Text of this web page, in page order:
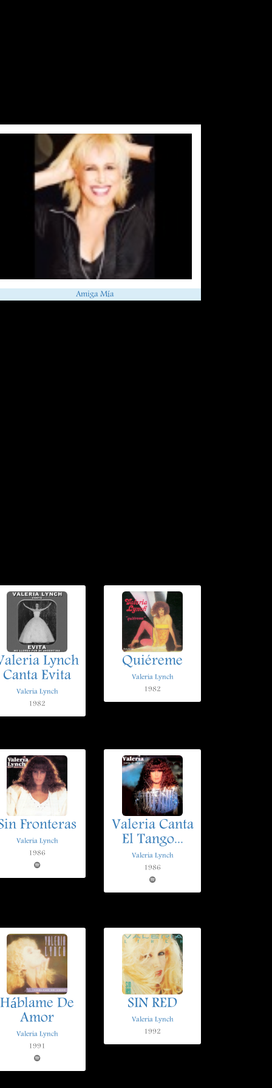
Amiga Mía
Lynch
Canta Evita
Valeria Lynch
1982
Quiéreme
Valeria Lynch
1982
Fronteras
Valeria Lynch
1986
Valeria Canta
El Tango...
Valeria Lynch
1986
Háblame De
Amor
Valeria Lynch
1991
SIN RED
Valeria Lynch
1992